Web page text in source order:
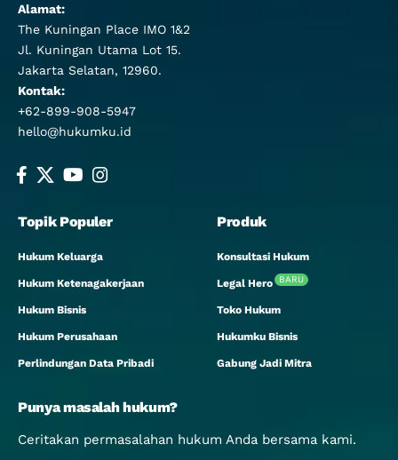
Alamat:
The Kuningan Place IMO 1&2
Jl. Kuningan Utama Lot 15.
Jakarta Selatan, 12960.
Kontak:
+62-899-908-5947
hello@hukumku.id
Topik Populer
Hukum Keluarga
Hukum Ketenagakerjaan
Hukum Bisnis
Hukum Perusahaan
Perlindungan Data Pribadi
Produk
Konsultasi Hukum
Legal Hero BARU
Toko Hukum
Hukumku Bisnis
Gabung Jadi Mitra
Punya masalah hukum?
Ceritakan permasalahan hukum Anda bersama kami.